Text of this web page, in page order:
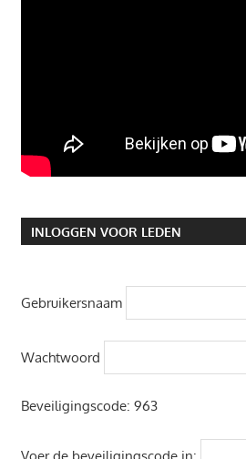
INLOGGEN VOOR LEDEN
Gebruikersnaam
Wachtwoord
Beveiligingscode: 963
Voer de beveiligingscode in: